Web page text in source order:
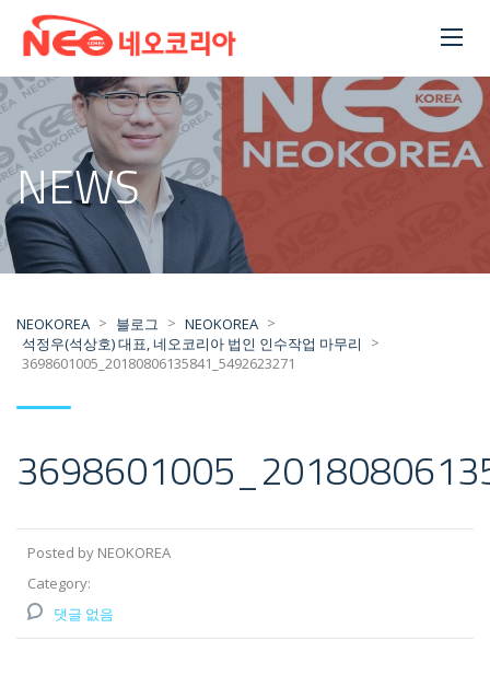
NEWS
NEOKOREA > 블로그 > NEOKOREA >
석정우(석상호) 대표, 네오코리아 법인 인수작업 마무리
>
3698601005_20180806135841_5492623271
Posted by NEOKOREA
Category:
댓글 없음